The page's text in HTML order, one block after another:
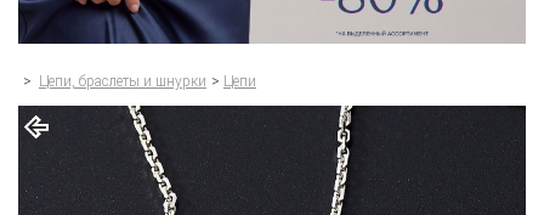
> Цепи, браслеты и шнурки > Цепи